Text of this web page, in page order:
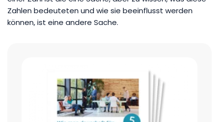
Zahlen bedeuteten und wie sie beeinflusst werden
können, ist eine andere Sache.